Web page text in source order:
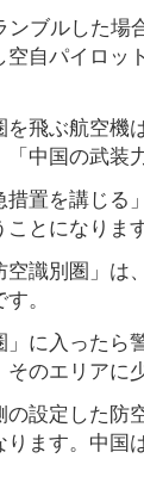
ブルした
自パイロッ
飛ぶ航空機
中国の武装
措置を講じ
とになります
識別圏」は
。
に入ったら
のエリアに
設定した
ます。中国